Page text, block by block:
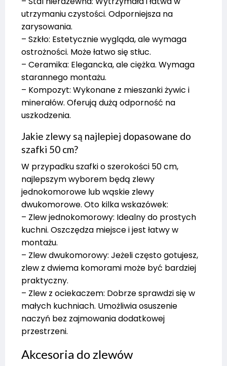
utrzymaniu czystości. Odporniejsza na
zarysowania.
– Szkło: Estetycznie wygląda, ale wymaga
ostrożności. Może łatwo się stłuc.
– Ceramika: Elegancka, ale ciężka. Wymaga
starannego montażu.
– Kompozyt: Wykonane z mieszanki żywic i
minerałów. Oferują dużą odporność na
uszkodzenia.
Jakie zlewy są najlepiej dopasowane do
szafki 50 cm?
W przypadku szafki o szerokości 50 cm,
najlepszym wyborem będą zlewy
jednokomorowe lub wąskie zlewy
dwukomorowe. Oto kilka wskazówek:
– Zlew jednokomorowy: Idealny do prostych
kuchni. Oszczędza miejsce i jest łatwy w
montażu.
– Zlew dwukomorowy: Jeżeli często gotujesz,
zlew z dwiema komorami może być bardziej
praktyczny.
– Zlew z ociekaczem: Dobrze sprawdzi się w
małych kuchniach. Umożliwia osuszenie
naczyń bez zajmowania dodatkowej
przestrzeni.
Akcesoria do zlewów